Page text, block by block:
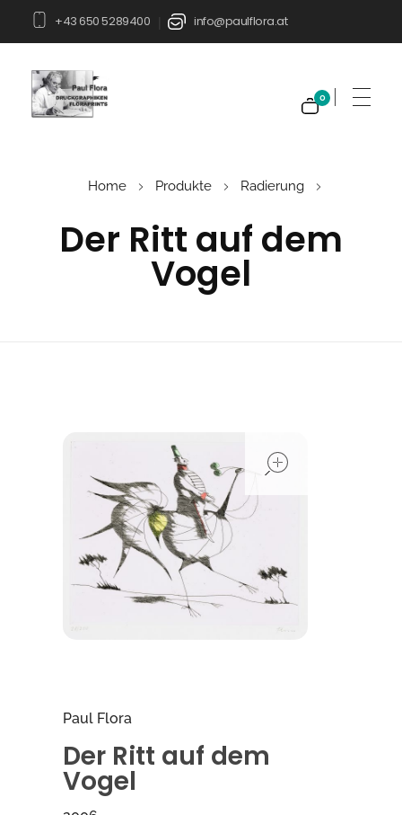
+43 650 5289400 info@paulflora.at
0
Home Produkte Radierung
Der Ritt auf dem
Vogel
Paul Flora
Der Ritt auf dem
Vogel